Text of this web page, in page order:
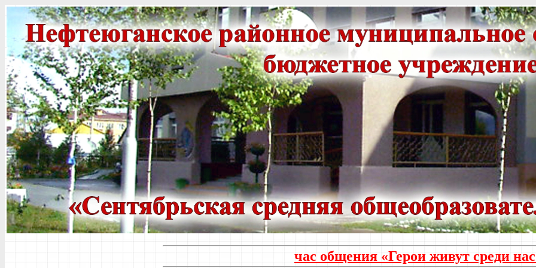
час общения «Герои живут среди